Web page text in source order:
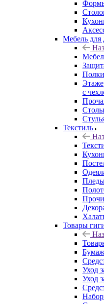
Мебель для
с
Столы
Текстиль
Товары
Уход
Уход